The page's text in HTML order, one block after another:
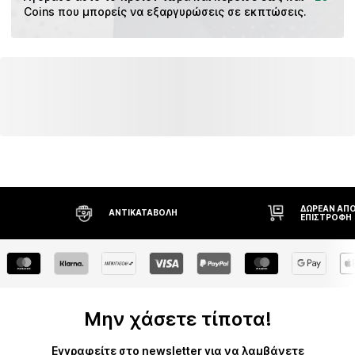
Coins που μπορείς να εξαργυρώσεις σε εκπτώσεις.
ΑΝΤΙΚΑΤΑΒΟΛΉ
ΔΩΡΕΆΝ
ΕΠΙΣΤΡΟΦΉ
Μην χάσετε τίποτα!
Εγγραφείτε στο newsletter για να λαμβάνετε